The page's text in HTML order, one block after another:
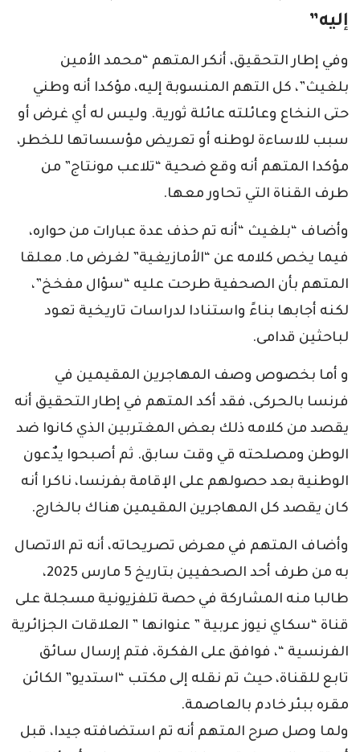
إليه”
وفي إطار التحقيق، أنكر المتهم “محمد الأمين
بلغيث”، كل التهم المنسوبة إليه، مؤكدا أنه وطني
حتى النخاع وعائلته عائلة ثورية. وليس له أي غرض أو
سبب للاساءة لوطنه أو تعريض مؤسساتها للخطر،
مؤكدا المتهم أنه وقع ضحية “تلاعب مونتاج” من
طرف القناة التي تحاور معها.
وأضاف “بلغيث “أنه تم حذف عدة عبارات من حواره،
فيما يخص كلامه عن “الأمازيغية” لغرض ما. معلقا
المتهم بأن الصحفية طرحت عليه “سؤال مفخخ”،
لكنه أجابها بناءً واستنادا لدراسات تاريخية تعود
لباحثين قدامى.
و أما بخصوص وصف المهاجرين المقيمين في
فرنسا بالحركى، فقد أكد المتهم في إطار التحقيق أنه
يقصد من كلامه ذلك بعض المغتربين الذي كانوا ضد
الوطن ومصلحته قي وقت سابق. ثم أصبحوا يدٌعون
الوطنية بعد حصولهم على الإقامة بفرنسا، ناكرا أنه
كان يقصد كل المهاجرين المقيمين هناك بالخارج.
وأضاف المتهم في معرض تصريحاته، أنه تم الاتصال
به من طرف أحد الصحفيين بتاريخ 5 مارس 2025،
طالبا منه المشاركة في حصة تلفزيونية مسجلة على
قناة “سكاي نيوز عربية ” عنوانها ” العلاقات الجزائرية
الفرنسية “، فوافق على الفكرة، فتم إرسال سائق
تابع للقناة، حيث تم نقله إلى مكتب “استديو” الكائن
مقره ببئر خادم بالعاصمة.
ولما وصل صرح المتهم أنه تم استضافته جيدا، قبل